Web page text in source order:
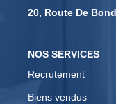
20, Route De
NOS SERVICES
Recrutement
Biens vendus